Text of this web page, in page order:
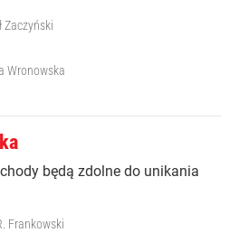
Zaczyński
Wronowska
będą zdolne do unikania
Frankowski